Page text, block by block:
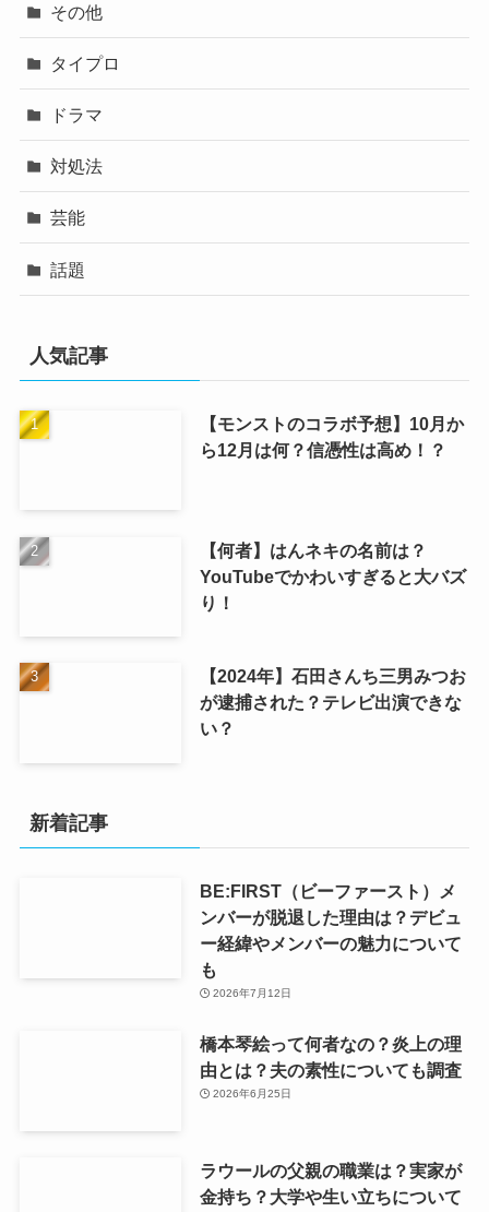
その他
タイプロ
ドラマ
対処法
芸能
話題
人気記事
【モンストのコラボ予想】10月か
ら12月は何？信憑性は高め！？
【何者】はんネキの名前は？
YouTubeでかわいすぎると大バズ
り！
【2024年】石田さんち三男みつお
が逮捕された？テレビ出演できな
い？
新着記事
BE:FIRST（ビーファースト）メ
ンバーが脱退した理由は？デビュ
ー経緯やメンバーの魅力について
も
2026年7月12日
橋本琴絵って何者なの？炎上の理
由とは？夫の素性についても調査
2026年6月25日
ラウールの父親の職業は？実家が
金持ち？大学や生い立ちについて